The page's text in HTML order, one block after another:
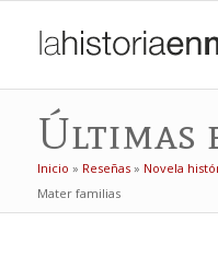
Últimas
Inicio » Reseñas» Novela
Mater familias